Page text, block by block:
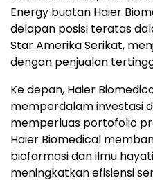
Energy buatan Haier
delapan posisi teratas
Star Amerika Serikat,
dengan penjualan
Ke depan, Haier
memperdalam investasi
memperluas portofolio
Haier Biomedical
biofarmasi dan ilmu
meningkatkan efisiensi